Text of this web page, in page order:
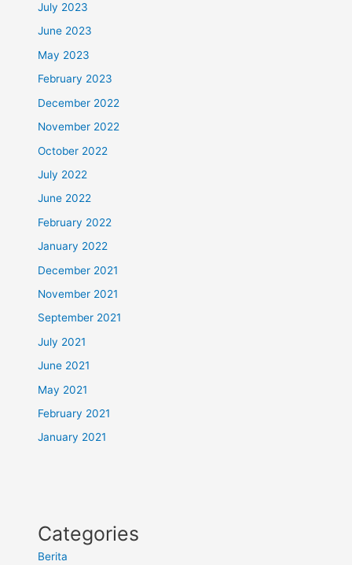
July 2023
June 2023
May 2023
February 2023
December 2022
November 2022
October 2022
July 2022
June 2022
February 2022
January 2022
December 2021
November 2021
September 2021
July 2021
June 2021
May 2021
February 2021
January 2021
Categories
Berita